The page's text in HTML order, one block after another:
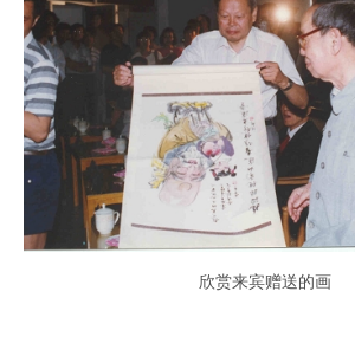
欣赏来宾赠送的画